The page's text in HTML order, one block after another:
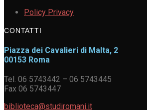
Policy Privacy
CONTATTI
Piazza dei Cavalieri di Malta, 2
00153 Roma
Tel. 06 5743442 – 06 5743445
Fax 06 5743447
biblioteca@studiromani.it